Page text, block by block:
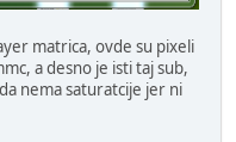
matrica, ovde su pixeli
a desno je isti taj sub,
nema saturatcije jer ni